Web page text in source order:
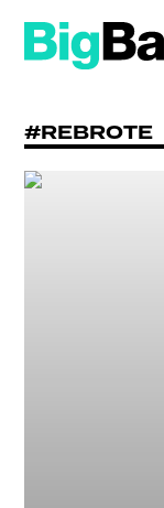
#REBROTE